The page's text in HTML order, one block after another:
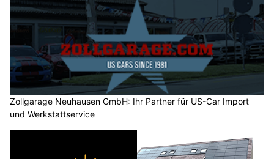
Zollgarage Neuhausen GmbH: Ihr Partner für US-Car Import
und Werkstattservice